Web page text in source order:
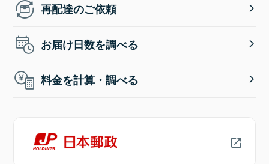
再配達のご依頼
お届け日数を調べる
料金を計算・調べる